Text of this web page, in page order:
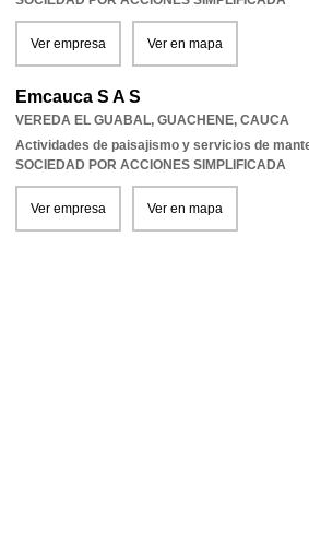
Ver empresa Ver en mapa
Emcauca S A S
VEREDA EL GUABAL, GUACHENE, CAUCA
Actividades de paisajismo y servicios de
SOCIEDAD POR ACCIONES SIMPLIFICADA
Ver empresa Ver en mapa